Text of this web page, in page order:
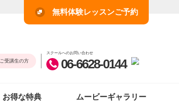
無料体験レッスンご予約
ご受講生の方
スクールへのお問い合わせ
06-6628-0144
お得な特典 ムービーギャラリー